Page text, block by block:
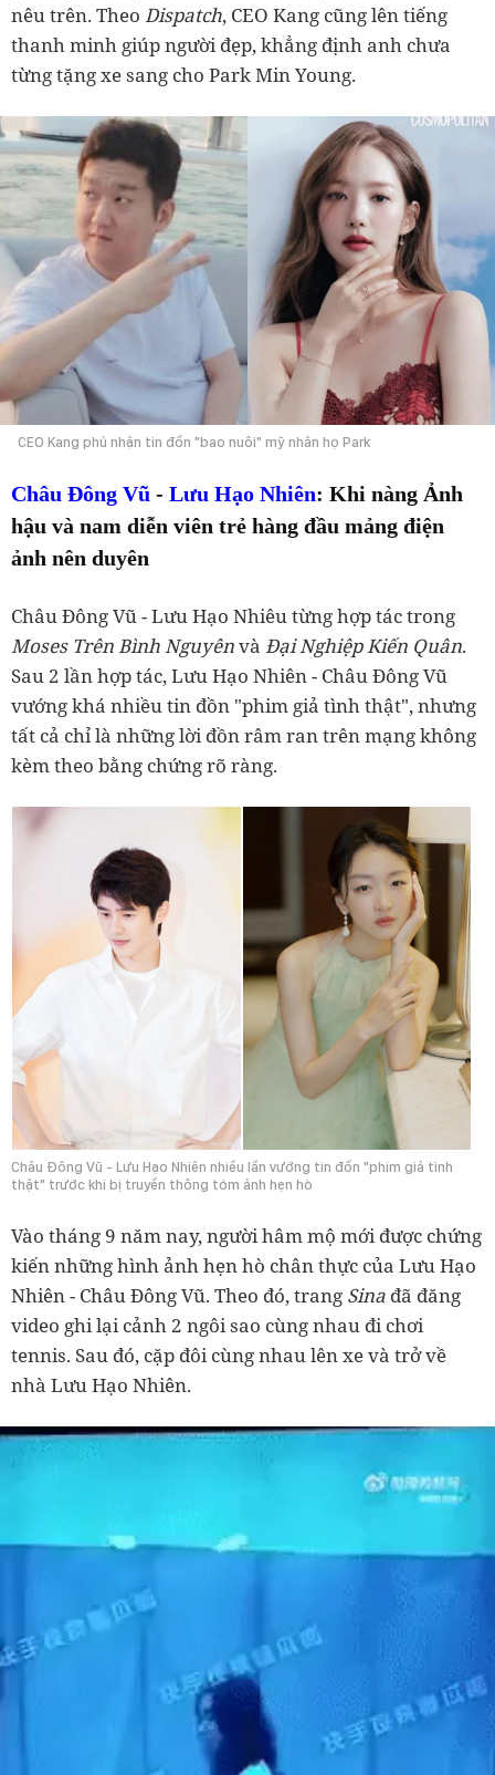
nêu trên. Theo Dispatch, CEO Kang cũng lên tiếng
thanh minh giúp người đẹp, khẳng định anh chưa
từng tặng xe sang cho Park Min Young.
CEO Kang phủ nhận tin đồn "bao nuôi" mỹ nhân họ Park
Châu Đông Vũ - Lưu Hạo Nhiên: Khi nàng Ảnh
hậu và nam diễn viên trẻ hàng đầu mảng điện
ảnh nên duyên
Châu Đông Vũ - Lưu Hạo Nhiêu từng hợp tác trong
Moses Trên Bình Nguyênvà Đại Nghiệp Kiến Quân.
Sau 2 lần hợp tác, Lưu Hạo Nhiên - Châu Đông Vũ
vướng khá nhiều tin đồn "phim giả tình thật", nhưng
tất cả chỉ là những lời đồn râm ran trên mạng không
kèm theo bằng chứng rõ ràng.
Châu Đông Vũ - Lưu Hạo Nhiên nhiều lần vướng tin đồn "phim giả tình
thật" trước khi bị truyền thông tóm ảnh hẹn hò
Vào tháng 9 năm nay, người hâm mộ mới được chứng
kiến những hình ảnh hẹn hò chân thực của Lưu Hạo
Nhiên - Châu Đông Vũ. Theo đó, trang Sina đã đăng
video ghi lại cảnh 2 ngôi sao cùng nhau đi chơi
tennis. Sau đó, cặp đôi cùng nhau lên xe và trở về
nhà Lưu Hạo Nhiên.